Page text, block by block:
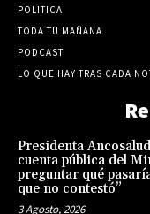
POLITICA
TODA TU MAÑANA
PODCAST
LO QUE HAY TRAS CADA
Presidenta
cuenta pública del
preguntar qué
que no contestó”
3 Agosto, 2026